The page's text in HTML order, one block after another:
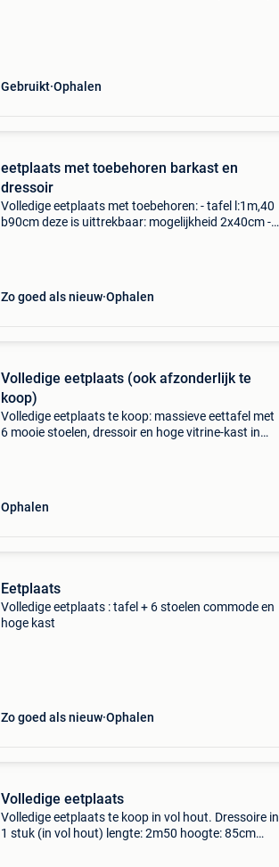
Gebruikt Ophalen
eetplaats met toebehoren barkast en
dressoir
Volledige eetplaats met toebehoren: - tafel l:1m,40
b90cm deze is uittrekbaar: mogelijkheid 2x40cm -
Zo goed als nieuw Ophalen
Volledige eetplaats (ook afzonderlijk te
koop)
Volledige eetplaats te koop: massieve eettafel met
6 mooie stoelen, dressoir en hoge vitrine-kast in
Ophalen
Eetplaats
Volledige eetplaats : tafel + 6 stoelen commode en
hoge kast
Zo goed als nieuw Ophalen
Volledige eetplaats
Volledige eetplaats te koop in vol hout. Dressoire in
1 stuk (in vol hout) lengte: 2m50 hoogte: 85cm